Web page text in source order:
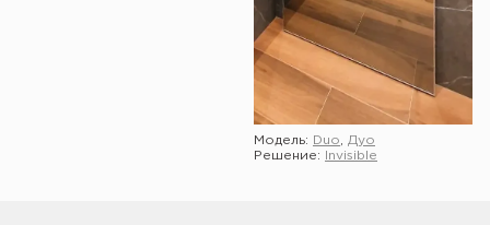
Модель: Duo
Дуо
Решение:
Invisible